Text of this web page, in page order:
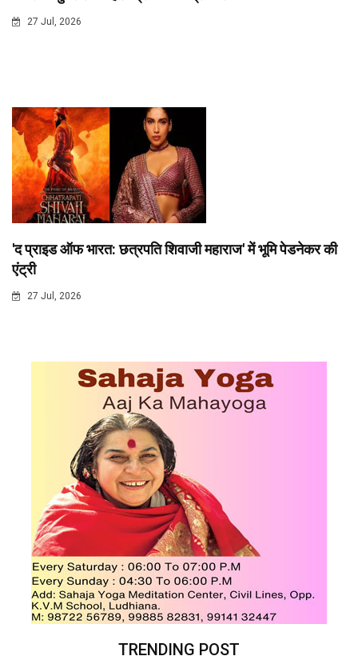
27 Jul, 2026
'द प्राइड ऑफ भारत: छत्रपति शिवाजी महाराज' में भूमि पेडनेकर की
एंट्री
27 Jul, 2026
TRENDING POST